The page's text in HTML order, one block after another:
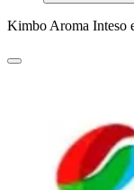
Kimbo Aroma Inteso